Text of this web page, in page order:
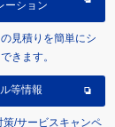
ーション
見積りを簡単にシ
きます。
等情報
策/サービスキャンペ